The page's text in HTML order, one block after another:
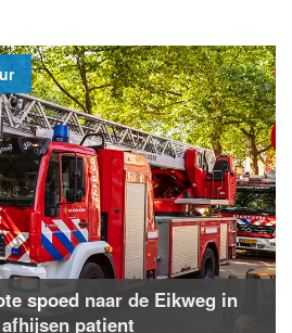
spoed naar de Eikweg in
patient